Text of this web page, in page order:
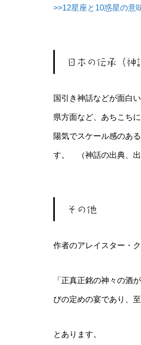
>>12星座と10惑星の意
日本の伝承（神
国引き神話などが面白
県方面など、あちこち
陽気でスケール感のあ
す。 （神話の出典、出
その他
作者のアレイスター・
「正真正銘の神々の酒
びの定めの宴であり、
とあります。